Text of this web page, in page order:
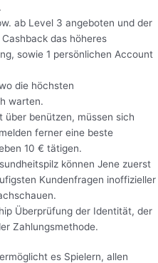
ab Level 3 angeboten und der
das höheres
sowie 1 persönlichen Account
die höchsten
warten.
über benützen, müssen sich
ferner eine beste
10 € tätigen.
können Jene zuerst
Kundenfragen inoffizieller
Überprüfung der Identität, der
Zahlungsmethode.
es Spielern, allen